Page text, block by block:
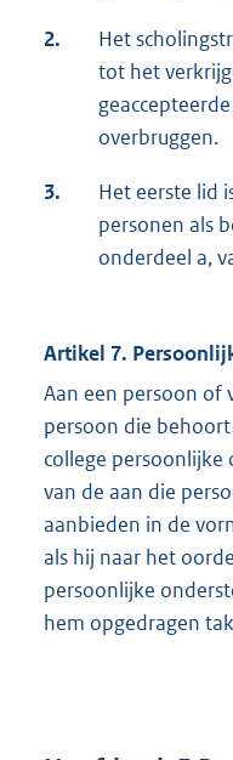
2.
Het
tot het
overbruggen.
3.
Het eerste lid
personen als
onderdeel a,
Artikel 7.
Aan een persoon of
persoon die
college
van de aan die
aanbieden in de
als hij naar het
persoonlijke
hem opgedragen